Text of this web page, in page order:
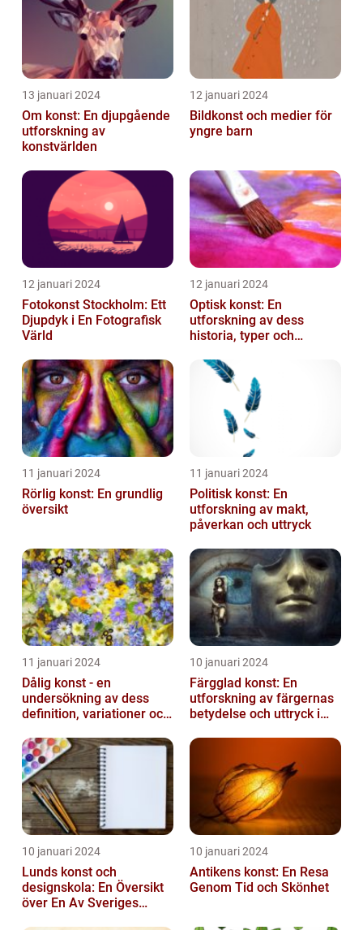
13 januari 2024
Om konst: En djupgående
utforskning av
konstvärlden
12 januari 2024
Bildkonst och medier för
yngre barn
12 januari 2024
Fotokonst Stockholm: Ett
Djupdyk i En Fotografisk
Värld
12 januari 2024
Optisk konst: En
utforskning av dess
historia, typer och
11 januari 2024
Rörlig konst: En grundlig
översikt
11 januari 2024
Politisk konst: En
utforskning av makt,
påverkan och uttryck
11 januari 2024
Dålig konst - en
undersökning av dess
definition, variationer och
10 januari 2024
Färgglad konst: En
utforskning av färgernas
betydelse och uttryck i
10 januari 2024
Lunds konst och
designskola: En Översikt
över En Av Sveriges
10 januari 2024
Antikens konst: En Resa
Genom Tid och Skönhet